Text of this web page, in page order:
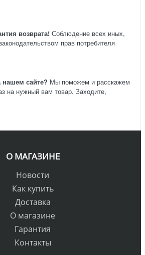
возврата! Соблюдение всех иных,
прав потребителя
сайте? Мы поможем и расскажем
на нужный вам товар. Заходите,
О МАГАЗИНЕ
Новости
Как купить
Доставка
О магазине
Гарантия
Контакты